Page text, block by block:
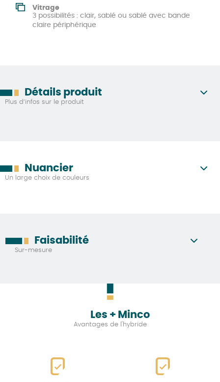
Vitrage
3 possibilités : clair, sablé ou sablé avec bande
claire périphérique
Détails produit
Plus d’infos sur le produit
Nuancier
Un large choix de couleurs
Faisabilité
Sur-mesure
Les + Minco
Avantages de l'hybride